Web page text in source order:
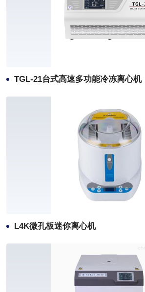
TGL-21台式高速多功能冷冻离心机
L4K微孔板迷你离心机